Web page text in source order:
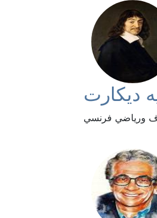
ديكارت
ورياضي فرنسي